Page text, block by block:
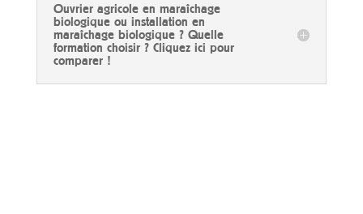
Ouvrier agricole en maraîchage
biologique ou installation en
maraîchage biologique ? Quelle
formation choisir ? Cliquez ici pour
comparer !